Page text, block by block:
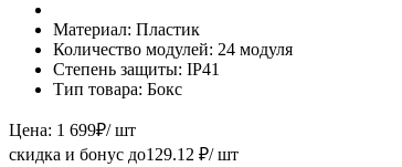
Материал: Пластик
Количество модулей: 24 модуля
Степень защиты: IP41
Тип товара: Бокс
Цена: 1 699₽/ шт
скидка и бонус до129.12 ₽/ шт